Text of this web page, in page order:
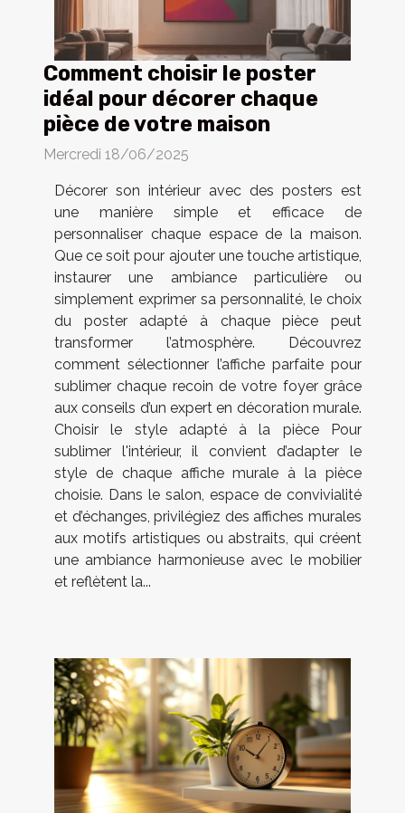
Comment choisir le poster
idéal pour décorer chaque
pièce de votre maison
Mercredi 18/06/2025
Décorer son intérieur avec des posters est
une manière simple et efficace de
personnaliser chaque espace de la maison.
Que ce soit pour ajouter une touche artistique,
instaurer une ambiance particulière ou
simplement exprimer sa personnalité, le choix
du poster adapté à chaque pièce peut
transformer l’atmosphère. Découvrez
comment sélectionner l’affiche parfaite pour
sublimer chaque recoin de votre foyer grâce
aux conseils d’un expert en décoration murale.
Choisir le style adapté à la pièce Pour
sublimer l'intérieur, il convient d’adapter le
style de chaque affiche murale à la pièce
choisie. Dans le salon, espace de convivialité
et d’échanges, privilégiez des affiches murales
aux motifs artistiques ou abstraits, qui créent
une ambiance harmonieuse avec le mobilier
et reflètent la...